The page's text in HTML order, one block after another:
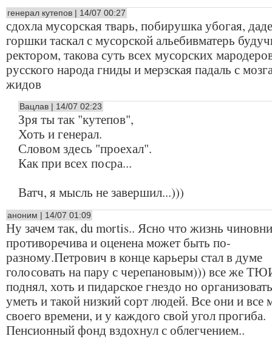
генерал кутепов | 14/07 00:27
сдохла мусорская тварь, побирушка убогая,
горшки таскал с мусорской альебивматерь
ректором, такова суть всех мусорских
русского народа гниды и мерзская падаль с
жидов
Вацлав | 14/07 02:23
Зря ты так "кутепов",
Хоть и генерал.
Словом здесь "проехал".
Как при всех посра...
Ватч, я мысль не завершил...)))
аноним | 14/07 01:09
Ну зачем так, du mortis.. Ясно что жизнь
противоречива и оценена может быть по-
разному.Петрович в конце карьеры стал в думе
голосовать на пару с черепановым))) все же
поднял, хоть и пидарское гнездо но
уметь и такой низкий сорт людей. Все они и все
своего времени, и у каждого свой угол прогиба.
Пенсионный фонд вздохнул с облегчением..